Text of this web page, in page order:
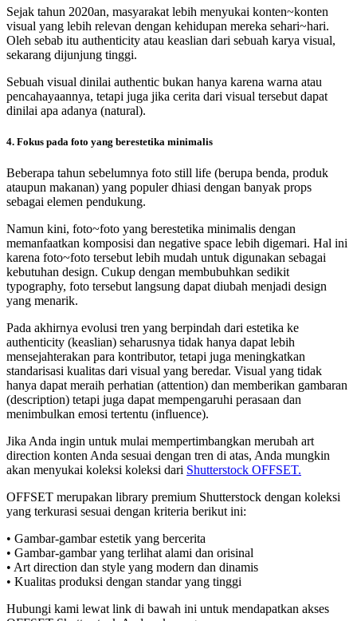
Sejak tahun 2020an, masyarakat lebih menyukai konten~konten
visual yang lebih relevan dengan kehidupan mereka sehari~hari.
Oleh sebab itu authenticity atau keaslian dari sebuah karya visual,
sekarang dijunjung tinggi.
Sebuah visual dinilai authentic bukan hanya karena warna atau
pencahayaannya, tetapi juga jika cerita dari visual tersebut dapat
dinilai apa adanya (natural).
4. Fokus pada foto yang berestetika minimalis
Beberapa tahun sebelumnya foto still life (berupa benda, produk
ataupun makanan) yang populer dhiasi dengan banyak props
sebagai elemen pendukung.
Namun kini, foto~foto yang berestetika minimalis dengan
memanfaatkan komposisi dan negative space lebih digemari. Hal ini
karena foto~foto tersebut lebih mudah untuk digunakan sebagai
kebutuhan design. Cukup dengan membubuhkan sedikit
typography, foto tersebut langsung dapat diubah menjadi design
yang menarik.
Pada akhirnya evolusi tren yang berpindah dari estetika ke
authenticity (keaslian) seharusnya tidak hanya dapat lebih
mensejahterakan para kontributor, tetapi juga meningkatkan
standarisasi kualitas dari visual yang beredar. Visual yang tidak
hanya dapat meraih perhatian (attention) dan memberikan gambaran
(description) tetapi juga dapat mempengaruhi perasaan dan
menimbulkan emosi tertentu (influence).
Jika Anda ingin untuk mulai mempertimbangkan merubah art
direction konten Anda sesuai dengan tren di atas, Anda mungkin
akan menyukai koleksi koleksi dari Shutterstock OFFSET.
OFFSET merupakan library premium Shutterstock dengan koleksi
yang terkurasi sesuai dengan kriteria berikut ini:
• Gambar-gambar estetik yang bercerita
• Gambar-gambar yang terlihat alami dan orisinal
• Art direction dan style yang modern dan dinamis
• Kualitas produksi dengan standar yang tinggi
Hubungi kami lewat link di bawah ini untuk mendapatkan akses